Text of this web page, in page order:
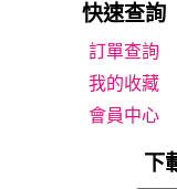
快速查詢
我的收藏
會員中心
下